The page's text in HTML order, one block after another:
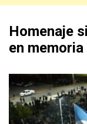
Homenaje
en